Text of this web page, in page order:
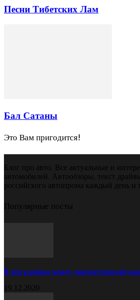
Песни Тибетских Лам
Бал Сатаны
Это Вам пригодится!
Блог про авто. Все актуальные и
автомобилей. Автообзоры, текст
российского автопрома каждый день и
Популярные посты
В чём разница между диагностической
19.12.2020